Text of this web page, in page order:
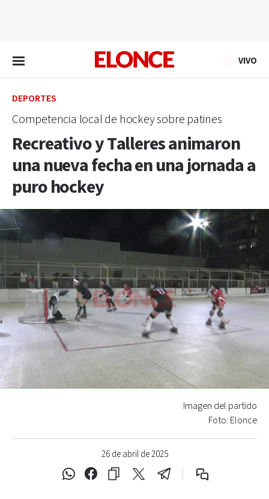
VIVO
DEPORTES
Competencia local de hockey sobre patines
Recreativo y Talleres animaron
una nueva fecha en una jornada a
puro hockey
26 de abril de 2025
Imagen del partido
Foto: Elonce